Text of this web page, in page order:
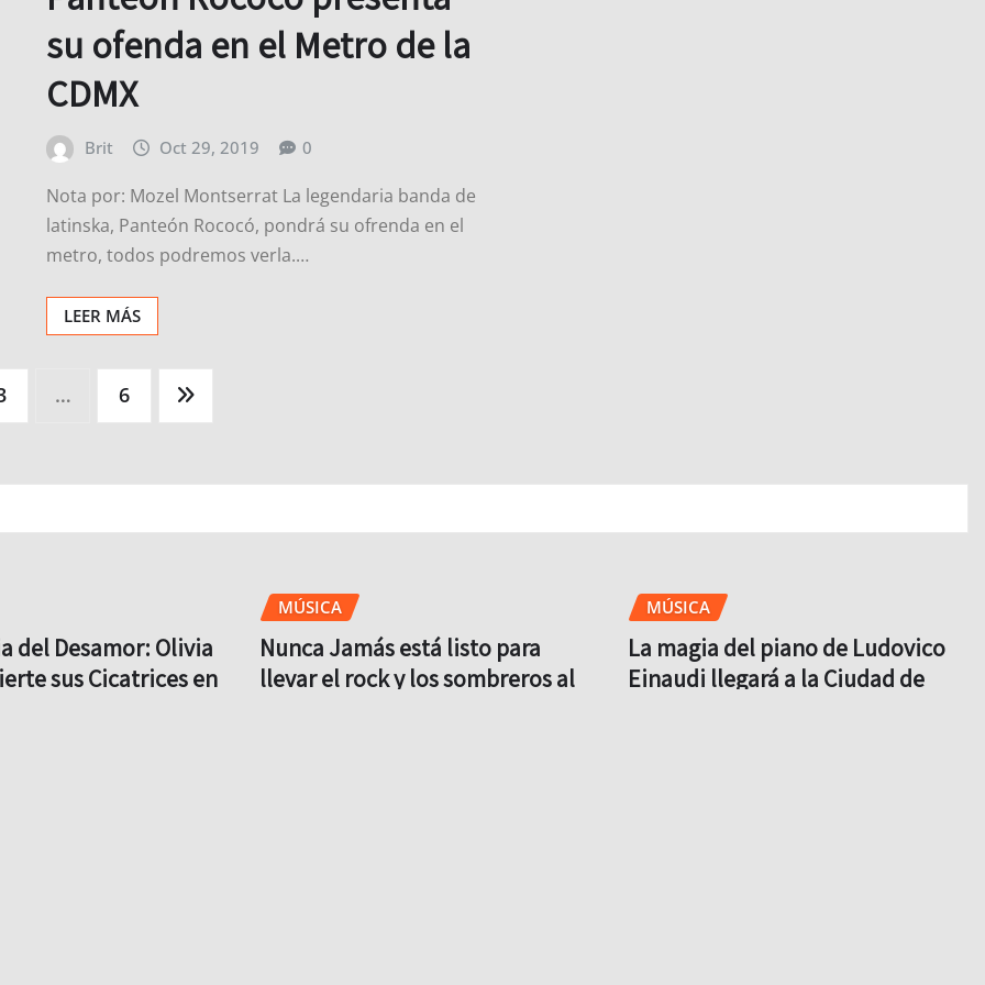
su ofenda en el Metro de la
CDMX
Brit Oct 29, 2019 0
Nota por: Mozel Montserrat La legendaria banda de
latinska, Panteón Rococó, pondrá su ofrenda en el
metro, todos podremos verla.…
LEER MÁS
… 6
del Desamor: Olivia
sus Cicatrices en
MÚSICA
Nunca Jamás está listo para
llevar el rock y los sombreros al
MÚSICA
La magia del piano de Ludovico
Einaudi llegará a la Ciudad de